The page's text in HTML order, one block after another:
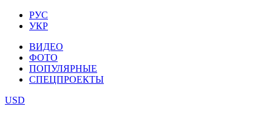
РУС
УКР
ВИДЕО
ФОТО
ПОПУЛЯРНЫЕ
СПЕЦПРОЕКТЫ
USD